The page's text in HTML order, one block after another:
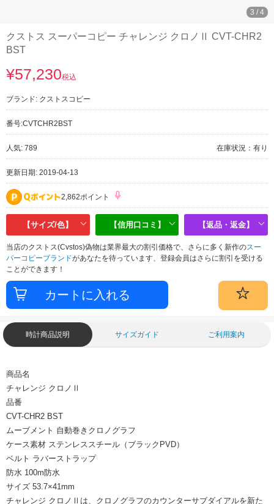
4 / 4
クストス スーパーコピー チャレンジ クロノⅡ CVT-CHR2
BST
¥57,230税込
ブランド: クストスコピー
番号:CVTCHR2BST
人気: 789 在庫状況：有り
更新日期: 2019-04-13
2,862ポイント
【サイズ/色】 【信用口コミ】 【返品・返金】
当店のクストス(Cvstos)偽物は業界最大の割引価格で、さらに多く新作のスー
パーコピーブランドがあなたを待っています、登録会員はさらに割引を受ける
ことができます！
時計商品説明 サイズガイド ご利用案内
商品名
チャレンジ クロノⅡ
品番
CVT-CHR2 BST
ムーブメント 自動巻きクロノグラフ
ケース素材 ステンレススチール（ブラックPVD）
ベルト ラバーストラップ
防水 100m防水
サイズ 53.7×41mm
チャレンジ クロノⅡは、クロノグラフのカウンターサブダイアルを新た